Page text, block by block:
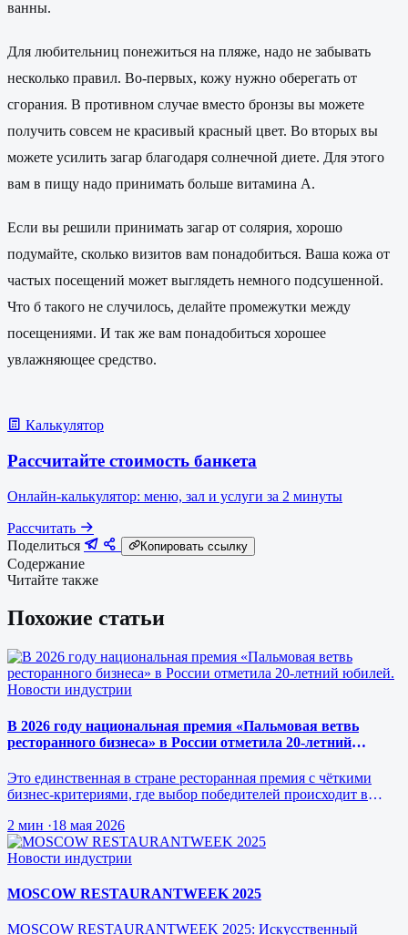
ванны.
Для любительниц понежиться на пляже, надо не забывать
несколько правил. Во-первых, кожу нужно оберегать от
сгорания. В противном случае вместо бронзы вы можете
получить совсем не красивый красный цвет. Во вторых вы
можете усилить загар благодаря солнечной диете. Для этого
вам в пищу надо принимать больше витамина А.
Если вы решили принимать загар от солярия, хорошо
подумайте, сколько визитов вам понадобиться. Ваша кожа от
частых посещений может выглядеть немного подсушенной.
Что б такого не случилось, делайте промежутки между
посещениями. И так же вам понадобиться хорошее
увлажняющее средство.
Калькулятор
Рассчитайте стоимость банкета
Онлайн-калькулятор: меню, зал и услуги за 2 минуты
Рассчитать
Поделиться
Копировать ссылку
Содержание
Читайте также
Похожие статьи
Новости индустрии
В 2026 году национальная премия «Пальмовая ветвь
ресторанного бизнеса» в России отметила 20-летний
Это единственная в стране ресторанная премия с чёткими
бизнес-критериями, где выбор победителей происходит в
2 мин ·18 мая 2026
Новости индустрии
MOSCOW RESTAURANTWEEK 2025
MOSCOW RESTAURANTWEEK 2025: Искусственный